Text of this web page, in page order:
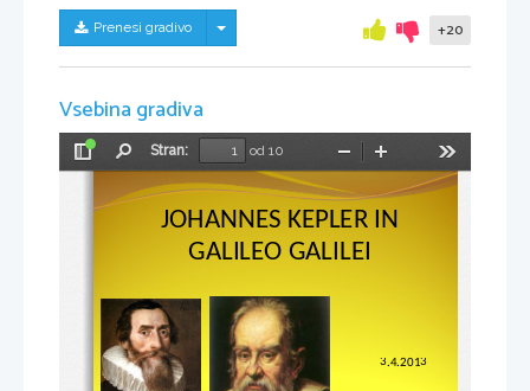
Prenesi gradivo Skrij/prikaži meni +20
Vsebina gradiva
Preklopi
vrstico
Stran:
od 10
Pomanjšaj
JOHANNES KEPLER IN
GALILEO GALILEI
3.4.2013